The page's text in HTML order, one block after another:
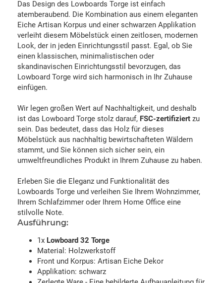
Das Design des Lowboards Torge ist einfach
atemberaubend. Die Kombination aus einem eleganten
Eiche Artisan Korpus und einer schwarzen Applikation
verleiht diesem Möbelstück einen zeitlosen, modernen
Look, der in jeden Einrichtungsstil passt. Egal, ob Sie
einen klassischen, minimalistischen oder
skandinavischen Einrichtungsstil bevorzugen, das
Lowboard Torge wird sich harmonisch in Ihr Zuhause
einfügen.
Wir legen großen Wert auf Nachhaltigkeit, und deshalb
ist das Lowboard Torge stolz darauf, FSC-zertifiziert zu
sein. Das bedeutet, dass das Holz für dieses
Möbelstück aus nachhaltig bewirtschafteten Wäldern
stammt, und Sie können sich sicher sein, ein
umweltfreundliches Produkt in Ihrem Zuhause zu haben.
Erleben Sie die Eleganz und Funktionalität des
Lowboards Torge und verleihen Sie Ihrem Wohnzimmer,
Ihrem Schlafzimmer oder Ihrem Home Office eine
stilvolle Note.
Ausführung:
1x Lowboard 32 Torge
Material: Holzwerkstoff
Front und Korpus: Artisan Eiche Dekor
Applikation: schwarz